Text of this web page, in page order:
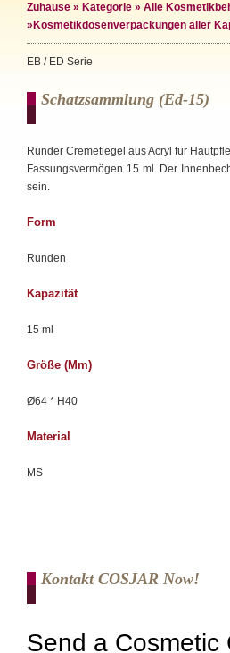
Zuhause » Kategorie » Alle
» Kosmetikdosenverpackungen aller
EB / ED Serie
Schatzsammlung (ed-15)
Runder Cremetiegel aus Acryl für
Fassungsvermögen 15 ml. Der
sein.
Form
Runden
Kapazität
15 ml
Größe (mm)
Ø64 * H40
Material
MS
Kontakt COSJAR Now!